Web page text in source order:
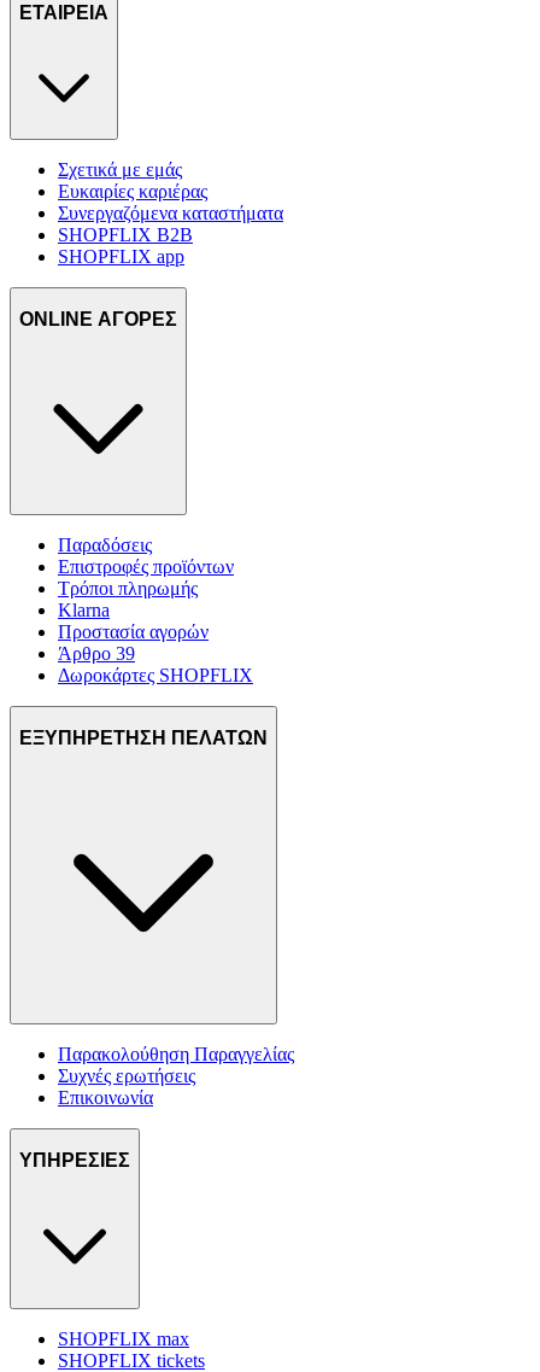
ΕΤΑΙΡΕΙΑ
Σχετικά με εμάς
Ευκαιρίες καριέρας
Συνεργαζόμενα καταστήματα
SHOPFLIX B2B
SHOPFLIX app
ONLINE ΑΓΟΡΕΣ
Παραδόσεις
Επιστροφές προϊόντων
Τρόποι πληρωμής
Klarna
Προστασία αγορών
Άρθρο 39
Δωροκάρτες SHOPFLIX
ΕΞΥΠΗΡΕΤΗΣΗ ΠΕΛΑΤΩΝ
Παρακολούθηση Παραγγελίας
Συχνές ερωτήσεις
Επικοινωνία
ΥΠΗΡΕΣΙΕΣ
SHOPFLIX max
SHOPFLIX tickets